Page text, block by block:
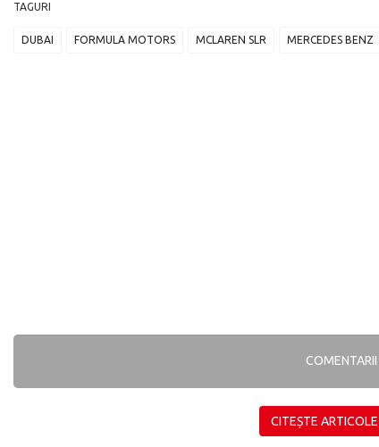
TAGURI
DUBAI FORMULA MOTORS MCLAREN SLR MERCEDES BENZ
COMENTARII
CITEȘTE